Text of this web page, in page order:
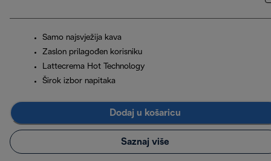
Samo najsvježija kava
Zaslon prilagođen korisniku
Lattecrema Hot Technology
Širok izbor napitaka
Dodaj u košaricu
Saznaj više